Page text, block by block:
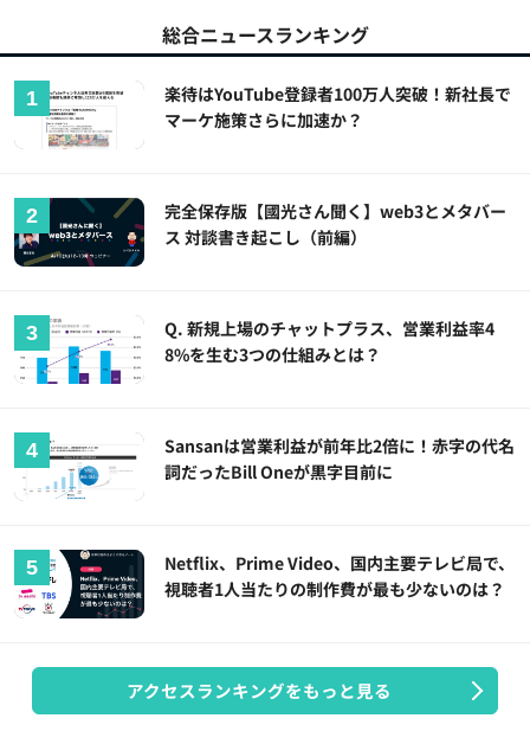
総合ニュースランキング
楽待はYouTube登録者100万人突破！新社長で
マーケ施策さらに加速か？
完全保存版【國光さん聞く】web3とメタバー
ス 対談書き起こし（前編）
Q. 新規上場のチャットプラス、営業利益率4
8%を生む3つの仕組みとは？
Sansanは営業利益が前年比2倍に！赤字の代名
詞だったBill Oneが黒字目前に
Netflix、Prime Video、国内主要テレビ局で、
視聴者1人当たりの制作費が最も少ないのは？
アクセスランキングをもっと見る